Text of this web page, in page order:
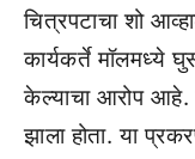
चित्रपटाचा शो
कार्यकर्ते मॉलमध्ये
केल्याचा आरोप आहे.
झाला होता. या